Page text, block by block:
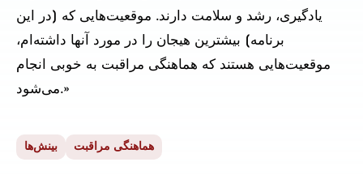
یادگیری، رشد و سلامت دارند. موقعیت‌هایی که [در این
برنامه] بیشترین هیجان را در مورد آنها داشته‌ام،
موقعیت‌هایی هستند که هماهنگی مراقبت به خوبی انجام
می‌شود.»
بینش‌ها هماهنگی مراقبت